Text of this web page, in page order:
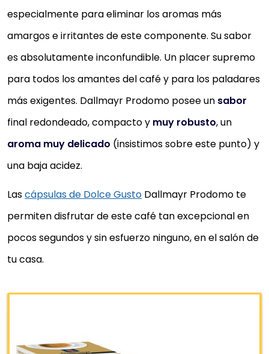
especialmente para eliminar los aromas más
amargos e irritantes de este componente. Su sabor
es absolutamente inconfundible. Un placer supremo
para todos los amantes del café y para los paladares
más exigentes. Dallmayr Prodomo posee un sabor
final redondeado, compacto y muy robusto, un
aroma muy delicado (insistimos sobre este punto) y
una baja acidez.
Lascápsulas de Dolce Gusto Dallmayr Prodomo te
permiten disfrutar de este café tan excepcional en
pocos segundos y sin esfuerzo ninguno, en el salón de
tu casa.